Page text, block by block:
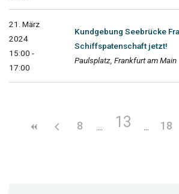
21. März
2024
15:00 -
17:00
Kundgebung Seebrücke
Schiffspatenschaft jetzt!
Paulsplatz, Frankfurt am Main
8 13 18